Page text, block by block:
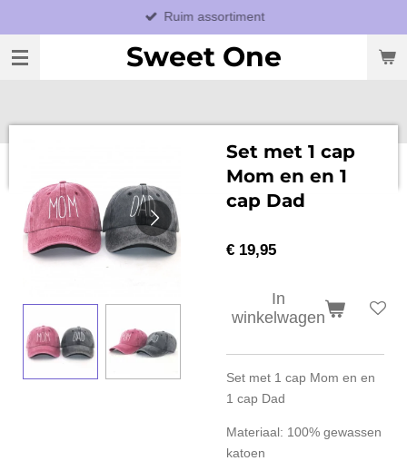
direct
naar
Sweet One
Ruim assortiment
Set met 1 cap
Mom en en 1
cap Dad
€ 19,95
In
winkelwagen
Set met 1 cap Mom en en
1 cap Dad
Materiaal: 100% gewassen
katoen